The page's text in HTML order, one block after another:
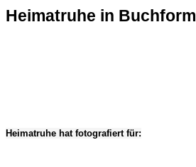
Heimatruhe in Buchform
Heimatruhe hat fotografiert für: